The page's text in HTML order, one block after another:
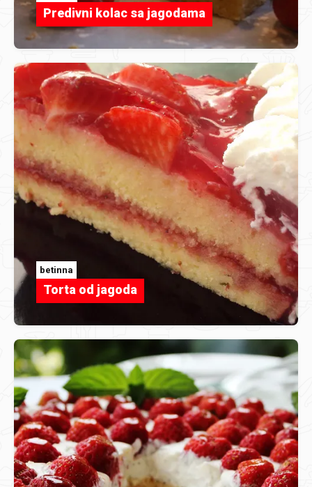
Predivni kolac sa jagodama
betinna
Torta od jagoda